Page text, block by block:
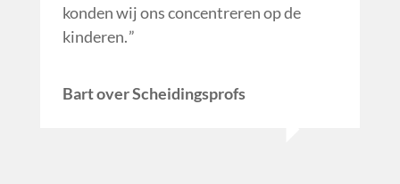
konden wij ons concentreren op de
kinderen.
Bart over Scheidingsprofs